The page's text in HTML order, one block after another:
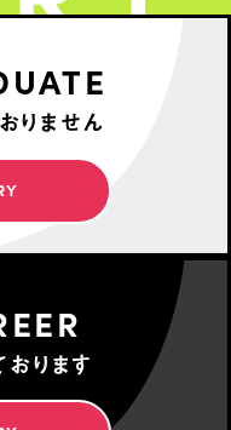
りません
ります